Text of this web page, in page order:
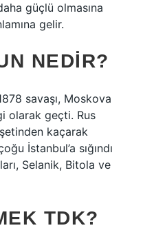
güçlü olmasına
gelir.
NEDIR?
savaşı, Moskova
olarak geçti. Rus
kaçarak
İstanbul’a sığındı
Selanik, Bitola ve
TDK?